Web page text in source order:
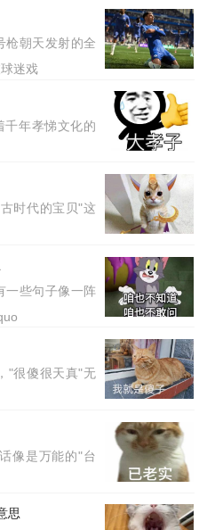
朝天发射的全
迷戏
年孝悌文化的
时代的宝贝"这
些句子像一阵
很傻很天真"无
像是万能的"台
思